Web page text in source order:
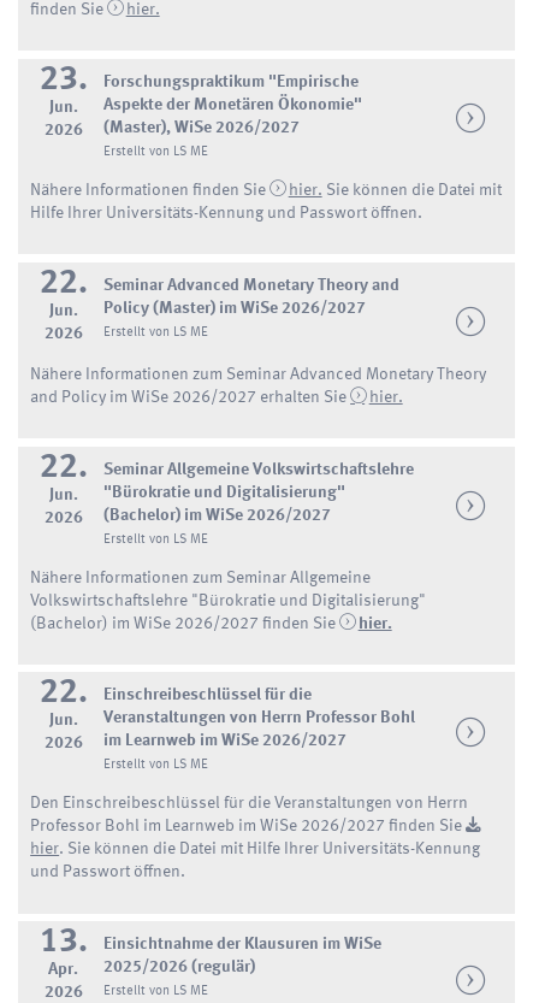
finden Sie
hier.
23.
Jun.
2026
Forschungspraktikum "Empirische
Aspekte der Monetären Ökonomie"
(Master), WiSe 2026/2027
Erstellt von LS ME
Nähere Informationen finden Sie hier. Sie können die Datei mit
Hilfe Ihrer Universitäts-Kennung und Passwort öffnen.
22.
Jun.
2026
Seminar Advanced Monetary Theory and
Policy (Master) im WiSe 2026/2027
Erstellt von LS ME
Nähere Informationen zum Seminar Advanced Monetary Theory
and Policy im WiSe 2026/2027 erhalten Sie
hier.
22.
Jun.
2026
Seminar Allgemeine Volkswirtschaftslehre
"Bürokratie und Digitalisierung"
(Bachelor) im WiSe 2026/2027
Erstellt von LS ME
Nähere Informationen zum Seminar Allgemeine
Volkswirtschaftslehre "Bürokratie und Digitalisierung"
(Bachelor) im WiSe 2026/2027 finden Sie
hier.
22.
Jun.
2026
Einschreibeschlüssel für die
Veranstaltungen von Herrn Professor Bohl
im Learnweb im WiSe 2026/2027
Erstellt von LS ME
Den Einschreibeschlüssel für die Veranstaltungen von Herrn
Professor Bohl im Learnweb im WiSe 2026/2027 finden Sie
hier. Sie können die Datei mit Hilfe Ihrer Universitäts-Kennung
und Passwort öffnen.
13.
Apr.
2026
Einsichtnahme der Klausuren im WiSe
2025/2026 (regulär)
Erstellt von LS ME